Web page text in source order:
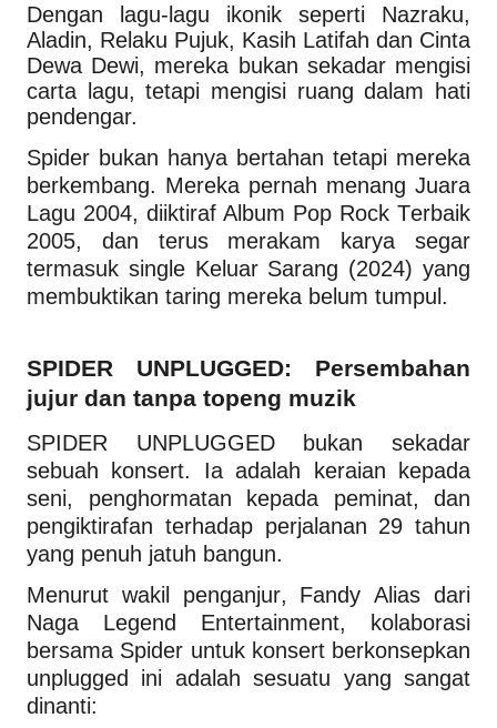
Dengan lagu-lagu ikonik seperti Nazraku,
Aladin, Relaku Pujuk, Kasih Latifah dan Cinta
Dewa Dewi, mereka bukan sekadar mengisi
carta lagu, tetapi mengisi ruang dalam hati
pendengar.
Spider bukan hanya bertahan tetapi mereka
berkembang. Mereka pernah menang Juara
Lagu 2004, diiktiraf Album Pop Rock Terbaik
2005, dan terus merakam karya segar
termasuk single Keluar Sarang (2024) yang
membuktikan taring mereka belum tumpul.
SPIDER UNPLUGGED: Persembahan
jujur dan tanpa topeng muzik
SPIDER UNPLUGGED bukan sekadar
sebuah konsert. Ia adalah keraian kepada
seni, penghormatan kepada peminat, dan
pengiktirafan terhadap perjalanan 29 tahun
yang penuh jatuh bangun.
Menurut wakil penganjur, Fandy Alias dari
Naga Legend Entertainment, kolaborasi
bersama Spider untuk konsert berkonsepkan
unplugged ini adalah sesuatu yang sangat
dinanti: